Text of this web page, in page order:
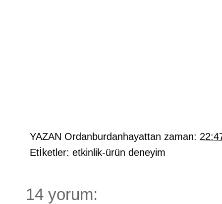
YAZAN Ordanburdanhayattan zaman:
Etİketler: etkinlik-ürün deneyim
14 yorum: